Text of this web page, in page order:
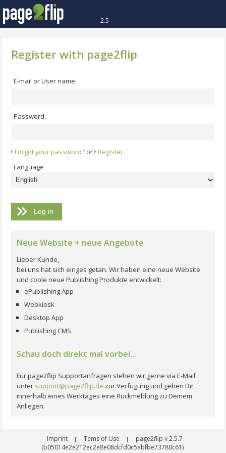
2.5
Register with page2flip
E-mail or User name
Password:
Forgot your password? or Register
Language
Neue Website + neue Angebote
Lieber Kunde,
bei uns hat sich einges getan. Wir haben eine neue Website
und coole neue Publishing Produkte entwickelt:
ePublishing App
Webkiosk
Desktop App
Publishing CMS
Schau doch direkt mal vorbei...
Für page2flip Supportanfragen stehen wir gerne via E-Mail
unter support@page2flip.de zur Verfügung und geben Dir
innerhalb eines Werktages eine Rückmeldung zu Deinem
Anliegen.
Imprint | Tems of Use |
page2flip v 2.5.7
(b05014e2e212ec2e8e08dcfd0c5abfbe73780c61)